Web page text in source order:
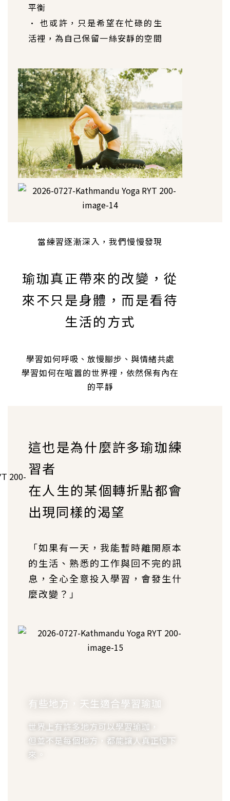
平衡
• 也或許，只是希望在忙碌的生
活裡，為自己保留一絲安靜的空間
當練習逐漸深入，我們慢慢發現
瑜珈真正帶來的改變，從
來不只是身體，而是看待
生活的方式
學習如何呼吸、放慢腳步、與情緒共處
學習如何在喧囂的世界裡，依然保有內在
的平靜
這也是為什麼許多瑜珈練
習者
在人生的某個轉折點都會
出現同樣的渴望
「如果有一天，我能暫時離開原本
的生活、熟悉的工作與回不完的訊
息，全心全意投入學習，會發生什
麼改變？」
有些地方，天生適合學習瑜珈
世界上有許多地方可以學習瑜珈，
但並不是每個地方，都能讓人真正慢下
來。